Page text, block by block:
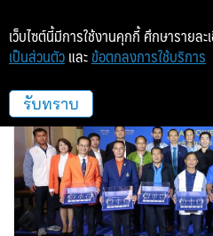
โซกู๊ด คอนซัลติ้ง
เว็บไซต์นี้มีการใช้งานคุกกี้ ศึกษารายละ
เป็นส่วนตัว และ ข้อตกลงการใช้บริการ
รับทราบ